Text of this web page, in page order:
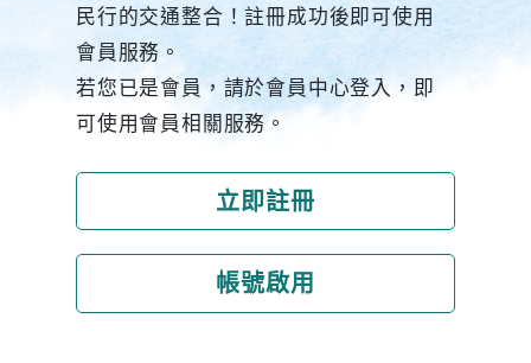
民行的交通整合！註冊成功後即可使用
會員服務。
若您已是會員，請於會員中心登入，即
可使用會員相關服務。
立即註冊
帳號啟用